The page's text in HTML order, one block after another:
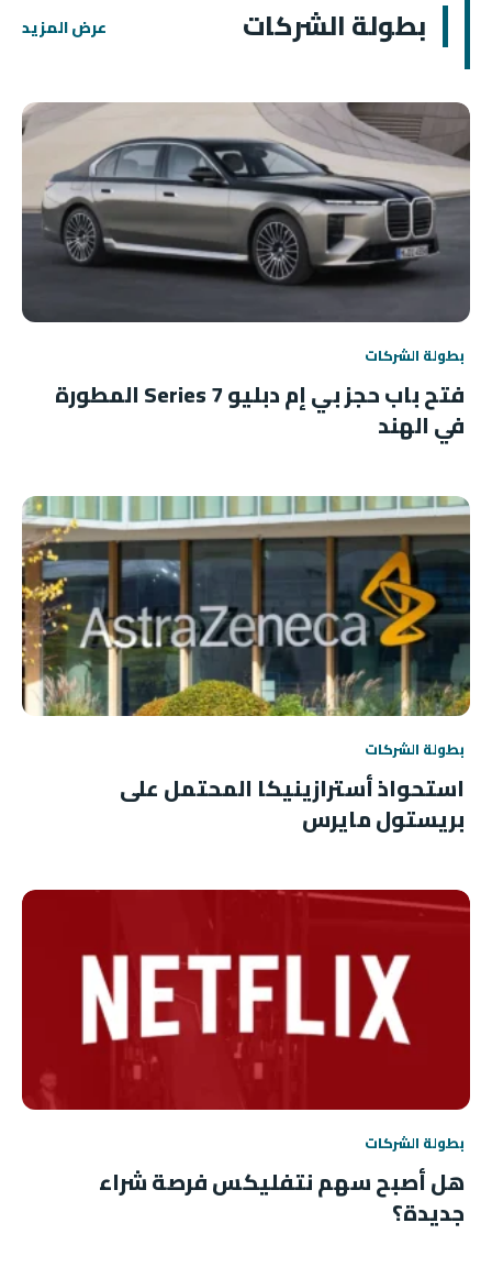
بطولة الشركات عرض المزيد
بطولة الشركات
فتح باب حجز بي إم دبليو 7 Series المطورة
في الهند
بطولة الشركات
استحواذ أسترازينيكا المحتمل على
بريستول مايرس
بطولة الشركات
هل أصبح سهم نتفليكس فرصة شراء
جديدة؟